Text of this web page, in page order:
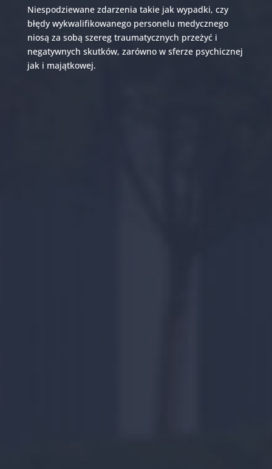
Niespodziewane zdarzenia takie jak wypadki, czy
błędy wykwalifikowanego personelu medycznego
niosą za sobą szereg traumatycznych przeżyć i
negatywnych skutków, zarówno w sferze psychicznej
jak i majątkowej.